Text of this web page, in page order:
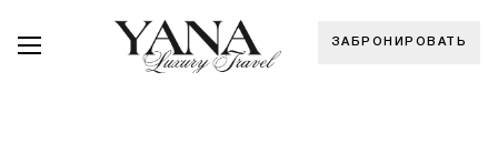
ЗАБРОНИРОВАТЬ